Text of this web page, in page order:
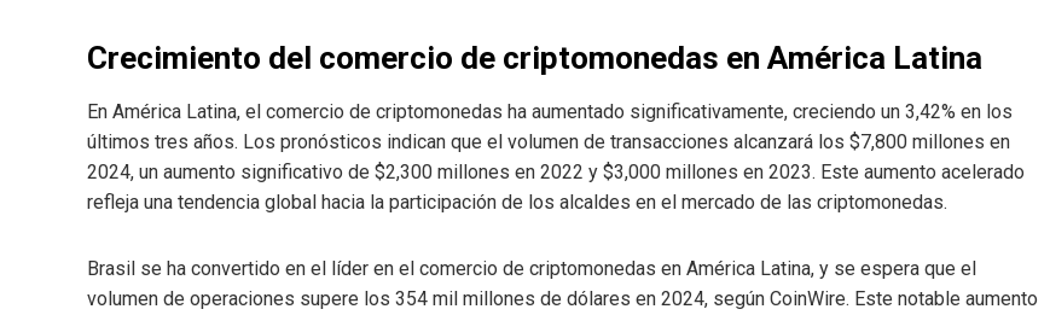
Crecimiento del comercio de criptomonedas en América Latina
En América Latina, el comercio de criptomonedas ha aumentado significativamente, creciendo un 3,42% en los
últimos tres años. Los pronósticos indican que el volumen de transacciones alcanzará los $7,800 millones en
2024, un aumento significativo de $2,300 millones en 2022 y $3,000 millones en 2023. Este aumento acelerado
refleja una tendencia global hacia la participación de los alcaldes en el mercado de las criptomonedas.
Brasil se ha convertido en el líder en el comercio de criptomonedas en América Latina, y se espera que el
volumen de operaciones supere los 354 mil millones de dólares en 2024, según CoinWire. Este notable aumento